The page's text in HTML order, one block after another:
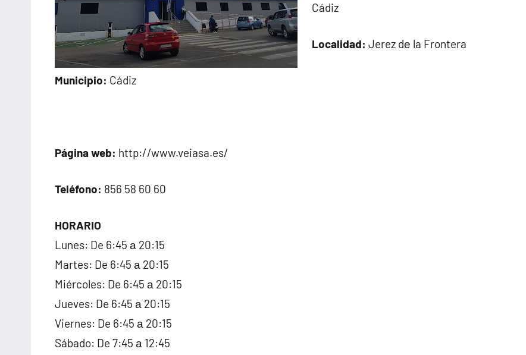
Cádiz
Localidad: Jerez dе la Frontera
Municipio: Cádiz
Página web: http://www.veiasa.es/
Teléfono: 856 58 60 60
HORARIO
Lunes: De 6:45 а 20:15
Martes: De 6:45 а 20:15
Miércoles: De 6:45 а 20:15
Jueves: De 6:45 а 20:15
Viernes: De 6:45 а 20:15
Sábado: De 7:45 а 12:45